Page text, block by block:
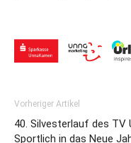
Vorheriger Artikel
40. Silvesterlauf des TV
Sportlich in das Neue